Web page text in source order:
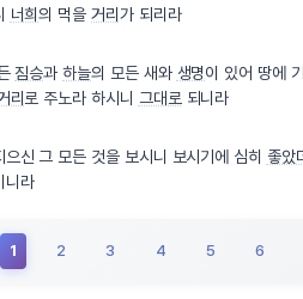
너희의 먹을거리가 되리라
짐승과하늘의 모든 새와 생명이 있어 땅에
리 로 주노라 하시니 그대로 되니라
으신 그 모든 것을 보시니 보시기에 심히 좋았
니라
1 2 3 4 5 6